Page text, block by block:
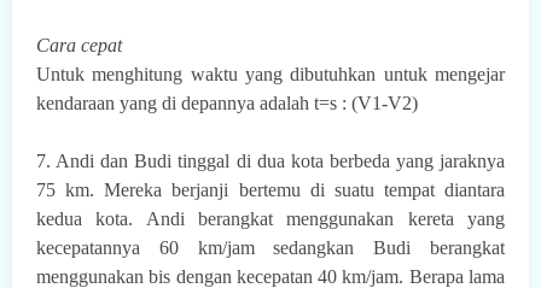
Cara cepat
Untuk menghitung waktu yang dibutuhkan untuk mengejar
kendaraan yang di depannya adalah t=s : (V1-V2)
7. Andi dan Budi tinggal di dua kota berbeda yang jaraknya
75 km. Mereka berjanji bertemu di suatu tempat diantara
kedua kota. Andi berangkat menggunakan kereta yang
kecepatannya 60 km/jam sedangkan Budi berangkat
menggunakan bis dengan kecepatan 40 km/jam. Berapa lama